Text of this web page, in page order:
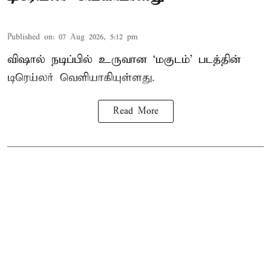
Published on: 07 Aug 2026, 5:12 pm
விஷால் நடிப்பில் உருவான ‘மகுடம்’ படத்தின்
டிரெய்லர் வெளியாகியுள்ளது.
Read More